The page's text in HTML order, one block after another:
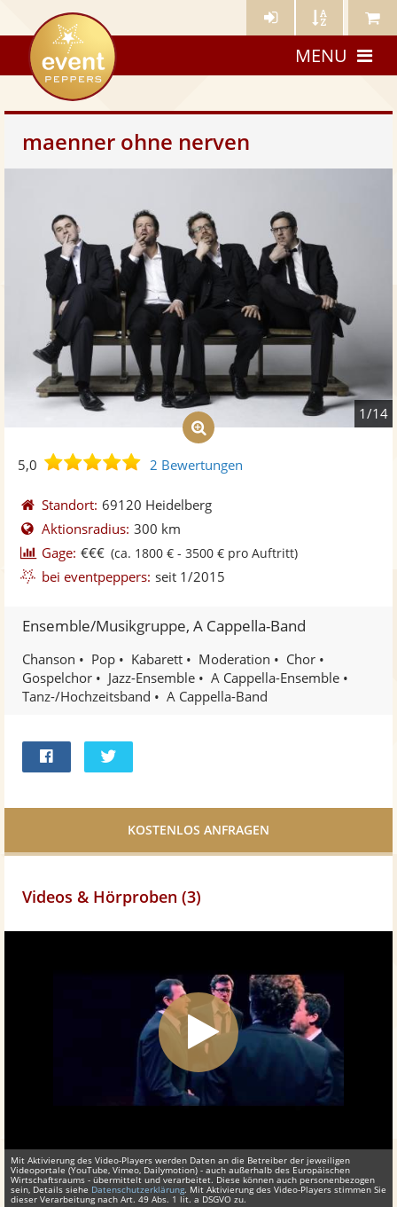
Künstler- Künstler Meine
eventpeppers
MENU
maenner ohne nerven
1/14
5,0
5,0
5
Sternen
2 Bewertungen
Standort: 69120 Heidelberg
Aktionsradius: 300 km
Gage: €€€ (ca. 1800 € - 3500 € pro Auftritt)
bei eventpeppers: seit 1/2015
Ensemble/Musikgruppe, A Cappella-Band
Chanson Pop Kabarett Moderation
Chor
Gospelchor
Jazz-Ensemble
A Cappella-Ensemble
Tanz-/Hochzeitsband
A Cappella-Band
Facebook
Videos & Hörproben (3)
Mit Aktivierung des Video-Players werden Daten an die Betreiber der jeweiligen
Videoportale (YouTube, Vimeo, Dailymotion) - auch außerhalb des Europäischen
Wirtschaftsraums - übermittelt und verarbeitet. Diese können auch personenbezogen
sein, Details siehe Datenschutzerklärung. Mit Aktivierung des Video-Players stimmen Sie
dieser Verarbeitung nach Art. 49 Abs. 1 lit. a DSGVO zu.